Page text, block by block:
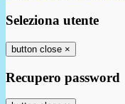
Seleziona utente
button close ×
Recupero password